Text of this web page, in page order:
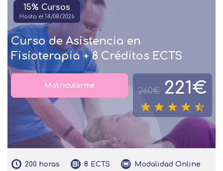
15% Cursos
Hasta el 14/08/2026
Curso de Asistencia en
Fisioterapia + 8 Créditos ECTS
260€ 221€
Matricularme
200 horas 8 ECTS Modalidad Online